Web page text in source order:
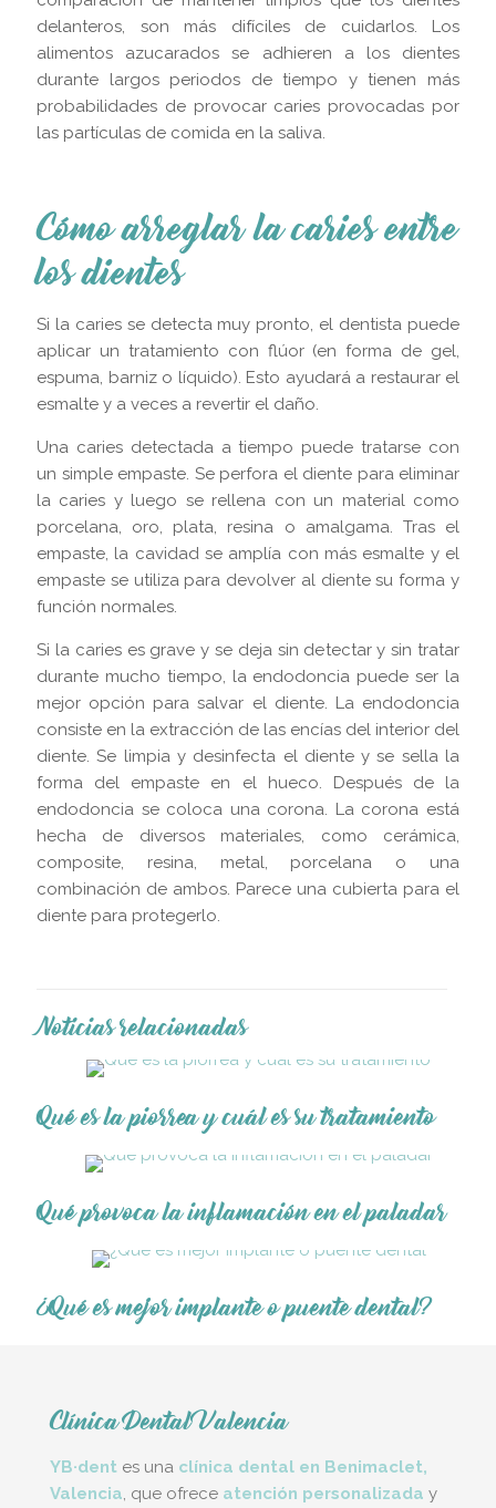
delanteros, son más difíciles de cuidarlos. Los
alimentos azucarados se adhieren a los dientes
durante largos periodos de tiempo y tienen más
probabilidades de provocar caries provocadas por
las partículas de comida en la saliva.
Cómo arreglar la caries entre
los dientes
Si la caries se detecta muy pronto, el dentista puede
aplicar un tratamiento con flúor (en forma de gel,
espuma, barniz o líquido). Esto ayudará a restaurar el
esmalte y a veces a revertir el daño.
Una caries detectada a tiempo puede tratarse con
un simple empaste. Se perfora el diente para eliminar
la caries y luego se rellena con un material como
porcelana, oro, plata, resina o amalgama. Tras el
empaste, la cavidad se amplía con más esmalte y el
empaste se utiliza para devolver al diente su forma y
función normales.
Si la caries es grave y se deja sin detectar y sin tratar
durante mucho tiempo, la endodoncia puede ser la
mejor opción para salvar el diente. La endodoncia
consiste en la extracción de las encías del interior del
diente. Se limpia y desinfecta el diente y se sella la
forma del empaste en el hueco. Después de la
endodoncia se coloca una corona. La corona está
hecha de diversos materiales, como cerámica,
composite, resina, metal, porcelana o una
combinación de ambos. Parece una cubierta para el
diente para protegerlo.
Noticias relacionadas
Qué es la piorrea y cuál es su tratamiento
Qué provoca la inflamación en el paladar
¿Qué es mejor implante o puente dental?
Clínica Dental Valencia
YB·dent es una clínica dental en Benimaclet,
Valencia, que ofrece atención personalizada y